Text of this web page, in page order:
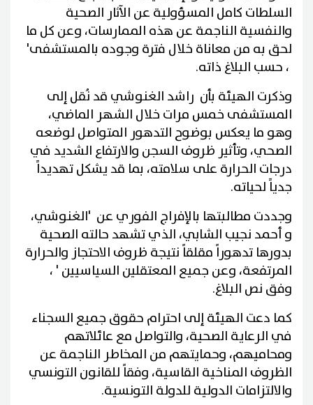
السلطات كامل المسؤولية عن الآثار الصحية
والنفسية الناجمة عن هذه الممارسات، وعن كل ما
لحق به من معاناة خلال فترة وجوده بالمستشفى'
، حسب البلاغ ذاته.
وذكرت الهيئة بأن راشد الغنوشي قد نُقل إلى
المستشفى خمس مرات خلال الشهر الماضي،
وهو ما يعكس بوضوح التدهور المتواصل لوضعه
الصحي، وتأثير ظروف السجن والارتفاع الشديد في
درجات الحرارة على سلامته، بما قد يشكل تهديداً
جدياً لحياته.
وجددت مطالبتها بالإفراج الفوري عن 'الغنوشي،
و أحمد نجيب الشابي، الذي تشهد حالته الصحية
بدورها تدهوراً مقلقاً نتيجة ظروف الاحتجاز والحرارة
المرتفعة، وعن جميع المعتقلين السياسيين ' ،
وفق نص البلاغ.
كما دعت الهيئة إلى احترام حقوق جميع السجناء
في الرعاية الصحية، والتواصل مع عائلاتهم
ومحاميهم، وحمايتهم من المخاطر الناجمة عن
الظروف المناخية القاسية، وفقاً للقانون التونسي
والالتزامات الدولية للدولة التونسية.